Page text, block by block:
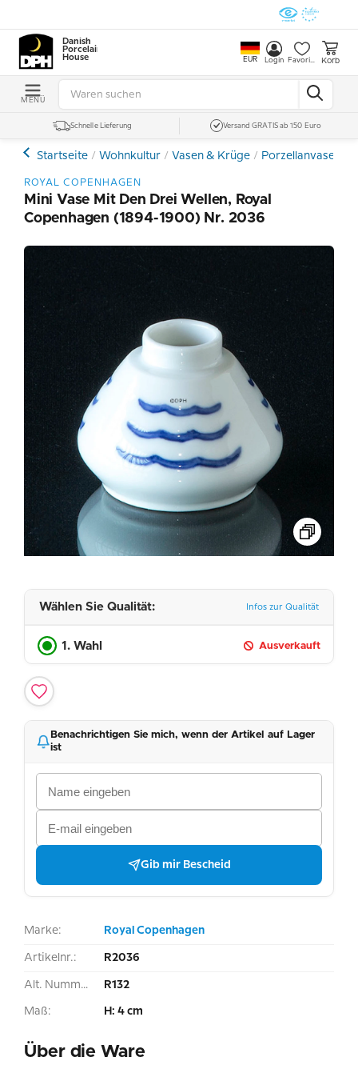
Danish
Porcelain
House
EUR Login Favoriten Korb
MENÜ
Schnelle Lieferung Versand GRATIS ab 150 Euro
Startseite Wohnkultur Vasen & Krüge Porzellanvasen
ROYAL COPENHAGEN
Mini Vase Mit Den Drei Wellen, Royal
Copenhagen (1894-1900) Nr. 2036
Wählen Sie Qualität: Infos zur Qualität
1. Wahl Ausverkauft
Benachrichtigen Sie mich, wenn der Artikel auf Lager
ist
Gib mir Bescheid
Marke: Royal Copenhagen
Artikelnr.: R2036
Alt. Nummer: R132
Maß: H: 4 cm
Über die Ware